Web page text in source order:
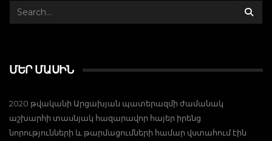
ՄԵՐ ՄԱՍԻՆ
2020 թվականի Արցախյան պատերազմի ժամանակ
աշխարհի տասնյակ հազարավոր հայեր իրենց
նորությունների և թարմացումների համար վստահում էին